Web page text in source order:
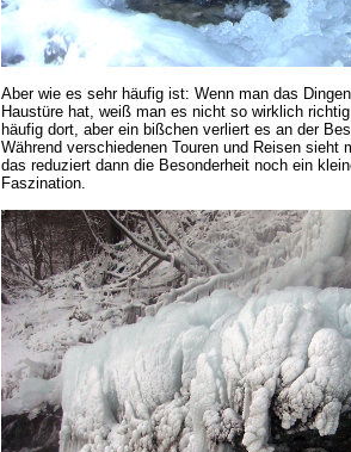
Aber wie es sehr häufig ist: Wenn man das
Haustüre hat, weiß man es nicht so wirklich
häufig dort, aber ein bißchen verliert es an der
Während verschiedenen Touren und Reisen sieht
das reduziert dann die Besonderheit noch ein
Faszination.